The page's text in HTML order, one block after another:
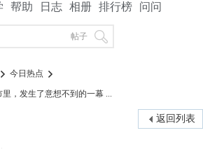
帮助 日志 相册 排行榜
问问
帖子
今日热点
，发生了意想不到的一幕 ...
返回列表